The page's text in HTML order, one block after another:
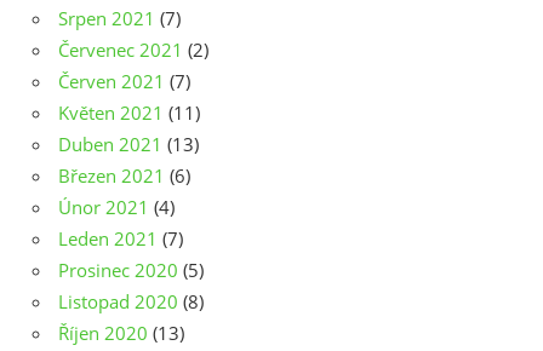
Srpen 2021 (7)
Červenec 2021 (2)
Červen 2021 (7)
Květen 2021 (11)
Duben 2021 (13)
Březen 2021 (6)
Únor 2021 (4)
Leden 2021 (7)
Prosinec 2020 (5)
Listopad 2020 (8)
Říjen 2020 (13)